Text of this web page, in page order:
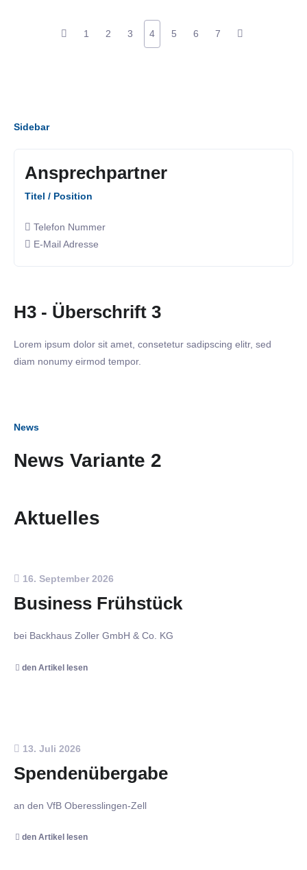
1 2 3 4 5 6 7
Sidebar
Ansprechpartner
Titel / Position
Telefon Nummer
E-Mail Adresse
H3 - Überschrift 3
Lorem ipsum dolor sit amet, consetetur sadipscing elitr, sed
diam nonumy eirmod tempor.
News
News Variante 2
Aktuelles
16. September 2026
Business Frühstück
bei Backhaus Zoller GmbH & Co. KG
den Artikel lesen
13. Juli 2026
Spendenübergabe
an den VfB Oberesslingen-Zell
den Artikel lesen